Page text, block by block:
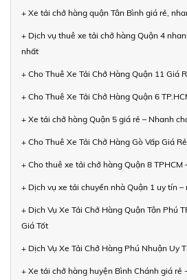
+ Xe tải chở hàng quận Tân Bình giá rẻ,
+ Dịch vụ thuê xe tải chở hàng Quận 4
nhất
+ Cho Thuê Xe Tải Chở Hàng Quận 11 Giá
+ Cho Thuê Xe Tải Chở Hàng Quận 6
+ Xe tải chở hàng Quận 5 giá rẻ – Nhanh
+ Cho Thuê Xe Tải Chở Hàng Gò Vấp Giá
+ Cho thuê xe tải chở hàng Quận 8 TPHCM
+ Dịch vụ xe tải chuyển nhà Quận 1 uy tín –
+ Dịch Vụ Xe Tải Chở Hàng Quận Tân Phú
Giá Tốt
+ Dịch Vụ Xe Tải Chở Hàng Phú Nhuận Uy
+ Xe tải chở hàng huyện Bình Chánh giá rẻ